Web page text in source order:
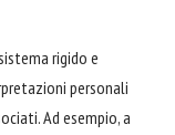
rigido e
personali
Ad esempio, a